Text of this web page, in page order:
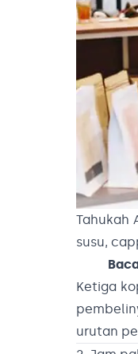
Tahukah
susu,
Ketiga
urutan